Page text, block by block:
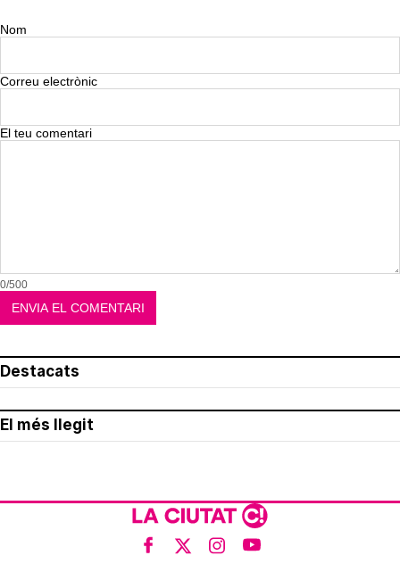
Nom
Correu electrònic
El teu comentari
0/500
Destacats
El més llegit